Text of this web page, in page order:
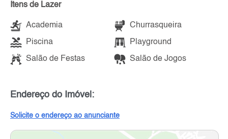
Itens de Lazer
Academia Churrasqueira
Piscina Playground
Salão de Festas Salão de Jogos
Endereço do Imóvel:
Solicite o endereço ao anunciante